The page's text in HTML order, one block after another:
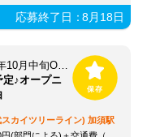
応募終了日：8月18日
定♪オープニ
カイツリーライン) 加須駅